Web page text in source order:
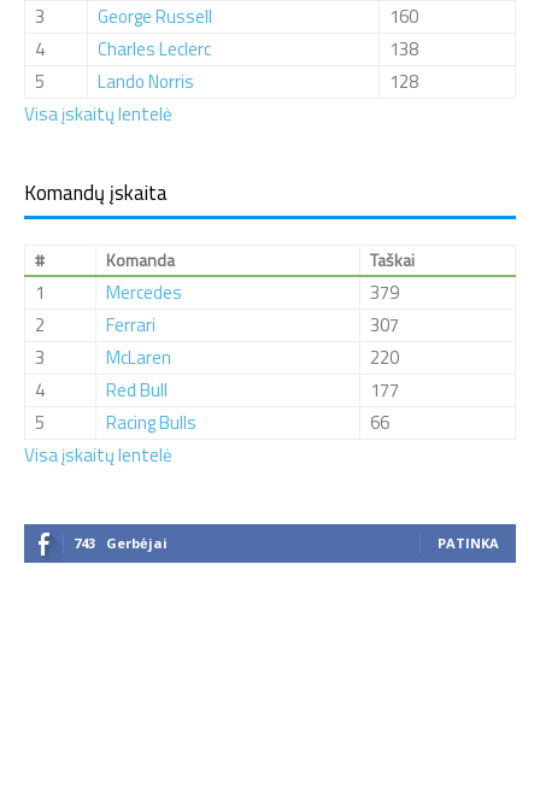
3
George Russell
160
4
Charles Leclerc
138
5
Lando Norris
128
Visa įskaitų lentelė
Komandų įskaita
# Komanda Taškai
1 Mercedes
379
2
Ferrari
307
3
McLaren
220
4
Red Bull
177
5
Racing Bulls
66
Visa įskaitų lentelė
743 Gerbėjai PATINKA